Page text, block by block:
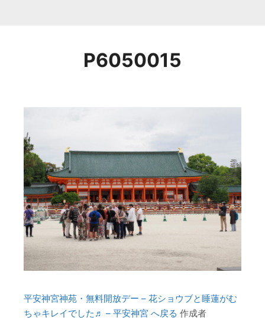
P6050015
平安神宮神苑・無料開放デー – 花ショウブと睡蓮がむ
ちゃキレイでした♬ – 平安神宮 へ戻る 作成者